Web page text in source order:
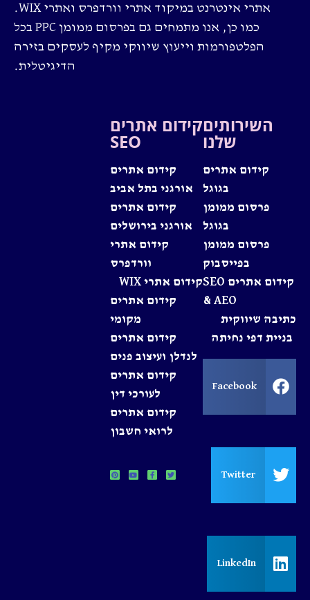
אתרי אינטרנט במיקוד אתרי וורדפרס ואתרי WIX.
כמו כן, אנו מתמחים גם בפרסום ממומן PPC בכל
הפלטפורמות וייעוץ שיווקי מקיף לעסקים בזירה
הדיגיטלית.
השירותים
שלנו
קידום אתרים
בגוגל
פרסום ממומן
בגוגל
פרסום ממומן
בפייסבוק
קידום אתרים SEO
& AEO
כתיבה שיווקית
בניית דפי נחיתה
Facebook
Twitter
LinkedIn
קידום אתרים
SEO
קידום אתרים
אורגני בתל אביב
קידום אתרים
אורגני בירושלים
קידום אתרי
וורדפרס
קידום אתרי WIX
קידום אתרים
מקומי
קידום אתרים
לנדלן ועיצוב פנים
קידום אתרים
לעורכי דין
קידום אתרים
לרואי חשבון